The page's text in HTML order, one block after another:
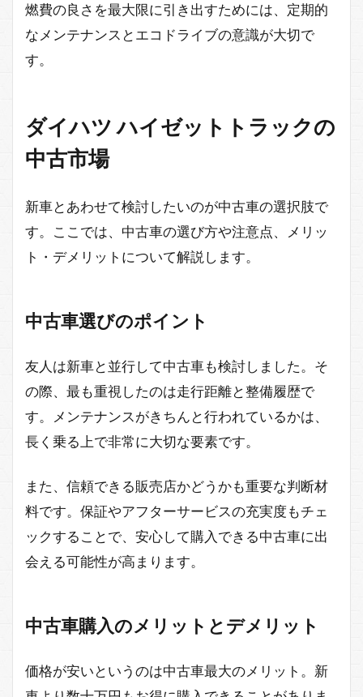
燃費の良さを最大限に引き出すためには、定期的
なメンテナンスとエコドライブの意識が大切で
す。
ダイハツ ハイゼットトラックの
中古市場
新車とあわせて検討したいのが中古車の選択肢で
す。ここでは、中古車の選び方や注意点、メリッ
ト・デメリットについて解説します。
中古車選びのポイント
友人は新車と並行して中古車も検討しました。そ
の際、最も重視したのは走行距離と整備履歴で
す。メンテナンスがきちんと行われているかは、
長く乗る上で非常に大切な要素です。
また、信頼できる販売店かどうかも重要な判断材
料です。保証やアフターサービスの充実度もチェ
ックすることで、安心して購入できる中古車に出
会える可能性が高まります。
中古車購入のメリットとデメリット
価格が安いというのは中古車最大のメリット。新